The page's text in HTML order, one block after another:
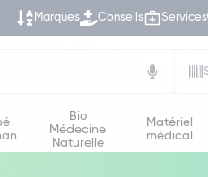
Marques Conseils Services
Bio
Médecine
Naturelle
Matériel
médical